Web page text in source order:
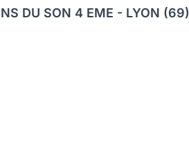
DU SON 4 EME - LYON (69)